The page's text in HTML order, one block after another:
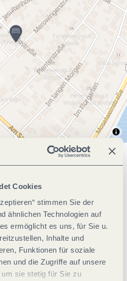
Cookies
stimmen Sie der
ähnlichen Technologien auf
ermöglicht es uns, für Sie u.
Inhalte und
Funktionen für soziale
und die Zugriffe auf unsere
sie stetig für Sie zu
Informationen